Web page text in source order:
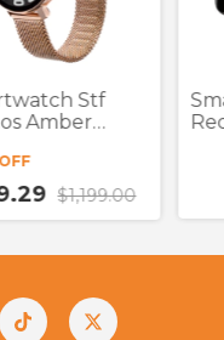
Stf
Amber
$1,199.00